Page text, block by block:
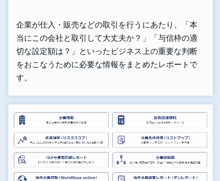
企業が仕入・販売などの取引を行うにあたり、「本
当にこの会社と取引して大丈夫か？」「与信枠の適
切な設定額は？」といったビジネス上の重要な判断
をおこなうために必要な情報をまとめたレポートで
す。